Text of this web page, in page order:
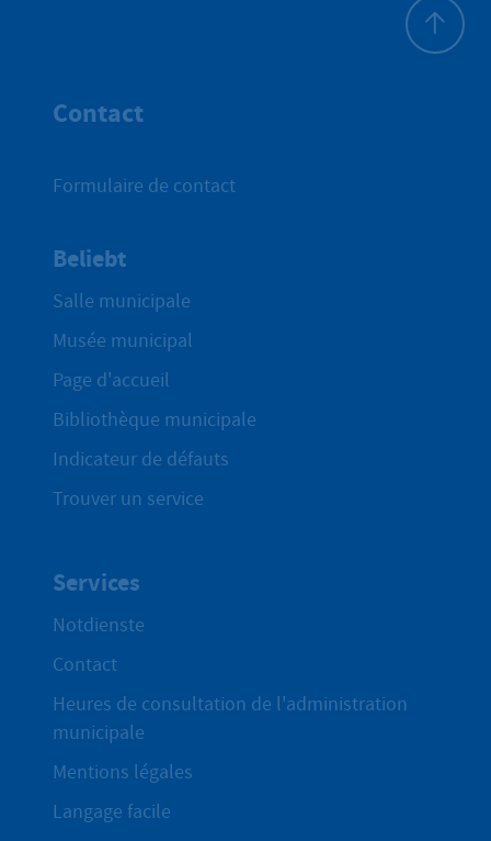
Contact
Formulaire de contact
Beliebt
Salle municipale
Musée municipal
Page d'accueil
Bibliothèque municipale
Indicateur de défauts
Trouver un service
Services
Notdienste
Contact
Heures de consultation de l'administration
municipale
Mentions légales
Langage facile